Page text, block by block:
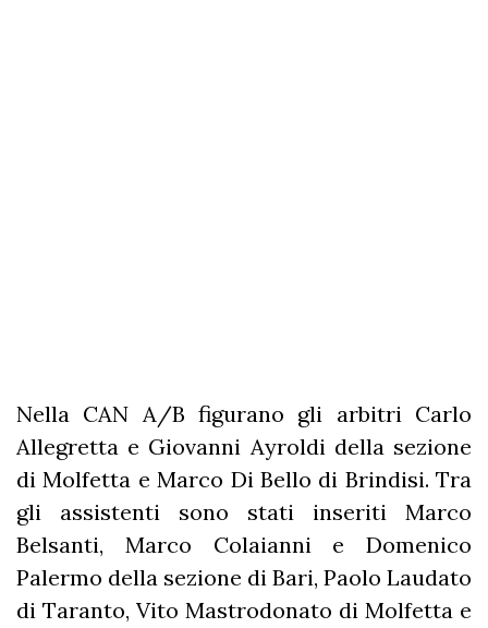
Nella CAN A/B figurano gli arbitri Carlo
Allegretta e Giovanni Ayroldi della sezione
di Molfetta e Marco Di Bello di Brindisi. Tra
gli assistenti sono stati inseriti Marco
Belsanti, Marco Colaianni e Domenico
Palermo della sezione di Bari, Paolo Laudato
di Taranto, Vito Mastrodonato di Molfetta e